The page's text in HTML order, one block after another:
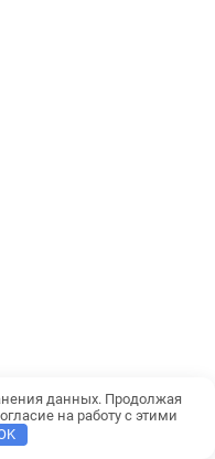
данных. Продолжая
на работу с этими